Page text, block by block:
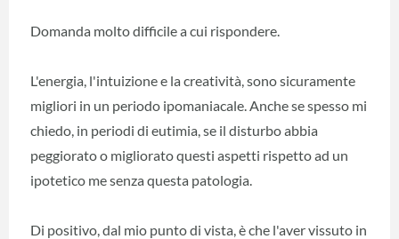
Domanda molto difficile a cui rispondere.
L'energia, l'intuizione e la creatività, sono sicuramente
migliori in un periodo ipomaniacale. Anche se spesso mi
chiedo, in periodi di eutimia, se il disturbo abbia
peggiorato o migliorato questi aspetti rispetto ad un
ipotetico me senza questa patologia.
Di positivo, dal mio punto di vista, è che l'aver vissuto in